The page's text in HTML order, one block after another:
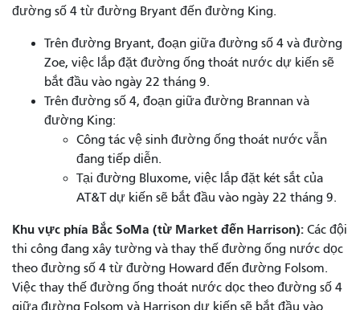
đường số 4 từ đường Bryant đến đường King.
Trên đường Bryant, đoạn giữa đường số 4 và đường
Zoe, việc lắp đặt đường ống thoát nước dự kiến ​​sẽ
bắt đầu vào ngày 22 tháng 9.
Trên đường số 4, đoạn giữa đường Brannan và
đường King:
Công tác vệ sinh đường ống thoát nước vẫn
đang tiếp diễn.
Tại đường Bluxome, việc lắp đặt két sắt của
AT&T dự kiến ​​sẽ bắt đầu vào ngày 22 tháng 9.
Khu vực phía Bắc SoMa (từ Market đến Harrison): Các đội
thi công đang xây tường và thay thế đường ống nước dọc
theo đường số 4 từ đường Howard đến đường Folsom.
Việc thay thế đường ống thoát nước dọc theo đường số 4
giữa đường Folsom và Harrison dự kiến ​​sẽ bắt đầu vào